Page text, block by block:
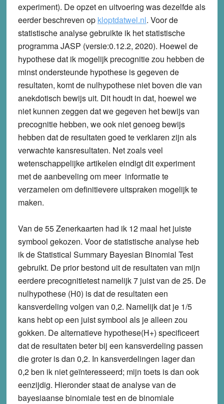
experiment). De opzet en uitvoering was dezelfde als
eerder beschreven op kloptdatwel.nl. Voor de
statistische analyse gebruikte ik het statistische
programma JASP (versie:0.12.2, 2020). Hoewel de
hypothese dat ik mogelijk precognitie zou hebben de
minst ondersteunde hypothese is gegeven de
resultaten, komt de nulhypothese niet boven die van
anekdotisch bewijs uit. Dit houdt in dat, hoewel we
niet kunnen zeggen dat we gegeven het bewijs van
precognitie hebben, we ook niet genoeg bewijs
hebben dat de resultaten goed te verklaren zijn als
verwachte kansresultaten. Net zoals veel
wetenschappelijke artikelen eindigt dit experiment
met de aanbeveling om meer informatie te
verzamelen om definitievere uitspraken mogelijk te
maken.
Van de 55 Zenerkaarten had ik 12 maal het juiste
symbool gekozen. Voor de statistische analyse heb
ik de Statistical Summary Bayesian Binomial Test
gebruikt. De prior bestond uit de resultaten van mijn
eerdere precognitietest namelijk 7 juist van de 25. De
nulhypothese (H0) is dat de resultaten een
kansverdeling volgen van 0,2. Namelijk dat je 1/5
kans hebt op een juist symbool als je alleen zou
gokken. De alternatieve hypothese(H+) specificeert
dat de resultaten beter bij een kansverdeling passen
die groter is dan 0,2. In kansverdelingen lager dan
0,2 ben ik niet geïnteresseerd; mijn toets is dan ook
eenzijdig. Hieronder staat de analyse van de
bayesiaanse binomiale test en de binomiale